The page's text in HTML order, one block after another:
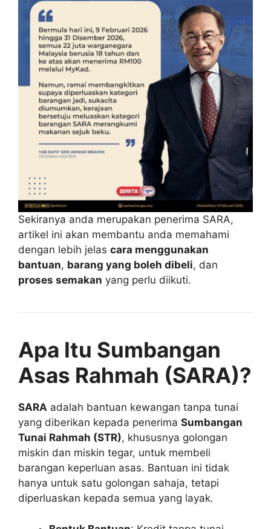
Sekiranya anda merupakan penerima SARA,
artikel ini akan membantu anda memahami
dengan lebih jelas cara menggunakan
bantuan, barang yang boleh dibeli, dan
proses semakan yang perlu diikuti.
Apa Itu Sumbangan
Asas Rahmah (SARA)?
SARA adalah bantuan kewangan tanpa tunai
yang diberikan kepada penerima Sumbangan
Tunai Rahmah (STR), khususnya golongan
miskin dan miskin tegar, untuk membeli
barangan keperluan asas. Bantuan ini tidak
hanya untuk satu golongan sahaja, tetapi
diperluaskan kepada semua yang layak.